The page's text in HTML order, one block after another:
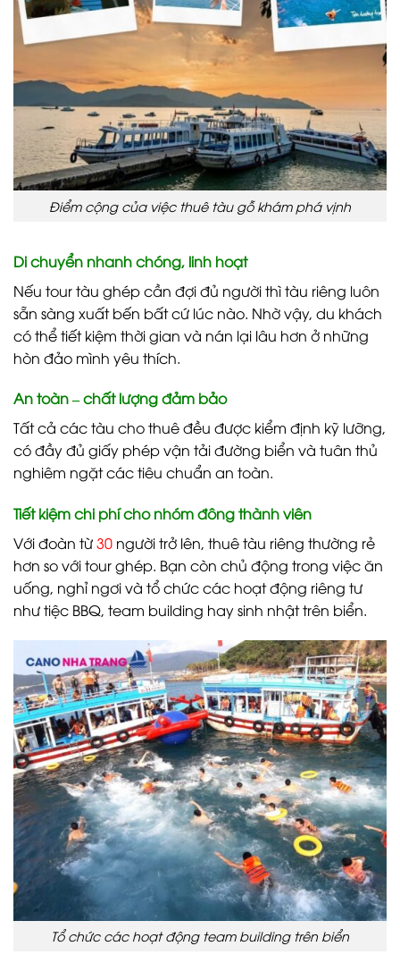
Điểm cộng của việc thuê tàu gỗ khám phá vịnh
Di chuyển nhanh chóng, linh hoạt
Nếu tour tàu ghép cần đợi đủ người thì tàu riêng luôn
sẵn sàng xuất bến bất cứ lúc nào. Nhờ vậy, du khách
có thể tiết kiệm thời gian và nán lại lâu hơn ở những
hòn đảo mình yêu thích.
An toàn – chất lượng đảm bảo
Tất cả các tàu cho thuê đều được kiểm định kỹ lưỡng,
có đầy đủ giấy phép vận tải đường biển và tuân thủ
nghiêm ngặt các tiêu chuẩn an toàn.
Tiết kiệm chi phí cho nhóm đông thành viên
Với đoàn từ30 người trở lên, thuê tàu riêng thường rẻ
hơn so với tour ghép. Bạn còn chủ động trong việc ăn
uống, nghỉ ngơi và tổ chức các hoạt động riêng tư
như tiệc BBQ, team building hay sinh nhật trên biển.
Tổ chức các hoạt động team building trên biển